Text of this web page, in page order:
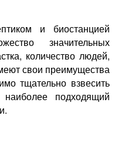
и биостанцией
значительных
количество людей,
свои преимущества
тщательно взвесить
подходящий